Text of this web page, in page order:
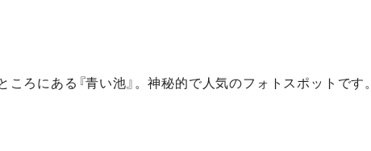
ろにある『青い池』。神秘的で人気のフォトスポットです。